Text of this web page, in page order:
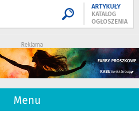
ARTYKUŁY
KATALOG
OGŁOSZENIA
Reklama
Menu